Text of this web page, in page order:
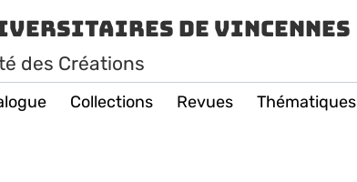
de Vincennes
des Créations
Collections Revues Thématiques